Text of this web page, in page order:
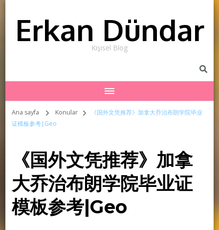
Erkan Dündar
Kişisel Blog
Ana sayfa Konular
《国外文凭推荐》加拿大乔治布朗学院毕业
证模板参考|Geo
《国外文凭推荐》加拿
大乔治布朗学院毕业证
模板参考|Geo